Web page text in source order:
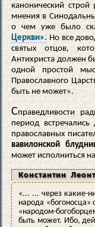
канонический
мнения в
о чем уже было
Церкви». Но все
святых отцов,
Антихриста должен
одной простой
Православного
быть не может».
Справедливости
период
православных
вавилонской
может исполниться
Константин
«... ... через какие-
народа «богоносца»
«народом-
быть может. Ибо,